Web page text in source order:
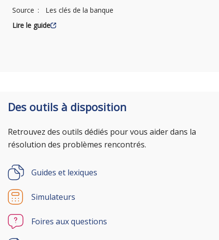
Source
Les clés de la banque
Lire le guide
Des outils à disposition
Retrouvez des outils dédiés pour vous aider dans la
résolution des problèmes rencontrés.
Guides et lexiques
Simulateurs
Foires aux questions